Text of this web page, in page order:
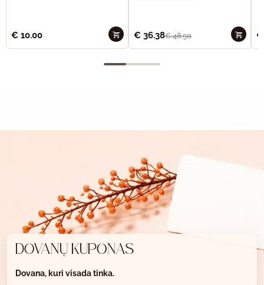
€ 10.00 € 36.38€48.50 €
DOVANŲ KUPONAS
Dovana, kuri visada tinka.